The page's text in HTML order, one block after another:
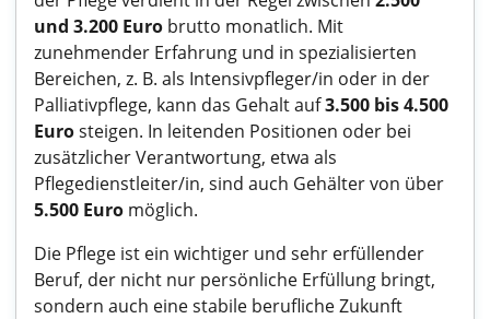
und 3.200 Euro brutto monatlich. Mit
zunehmender Erfahrung und in spezialisierten
Bereichen, z. B. als Intensivpfleger/in oder in der
Palliativpflege, kann das Gehalt auf3.500 bis 4.500
Eurosteigen. In leitenden Positionen oder bei
zusätzlicher Verantwortung, etwa als
Pflegedienstleiter/in, sind auch Gehälter von über
5.500 Euro möglich.
Die Pflege ist ein wichtiger und sehr erfüllender
Beruf, der nicht nur persönliche Erfüllung bringt,
sondern auch eine stabile berufliche Zukunft